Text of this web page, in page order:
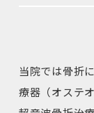
当院では骨折
療器（オステ